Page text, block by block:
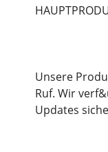
Unsere
Ruf. Wir
Updates